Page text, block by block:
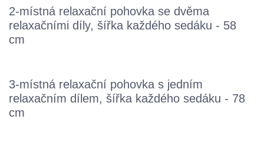
2-místná relaxační pohovka se dvěma
relaxačními díly, šířka každého sedáku - 58
cm
3-místná relaxační pohovka s jedním
relaxačním dílem, šířka každého sedáku - 78
cm